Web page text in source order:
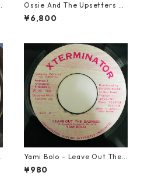
Ossie And The Upsetters -
True Love【7-22000】
¥6,800
Yami Bolo - Leave Out The
Badness 【7-10916】
¥980